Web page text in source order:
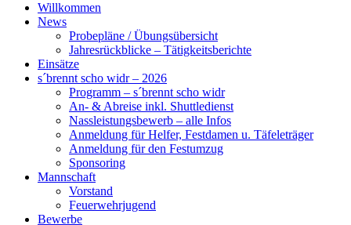
Willkommen
News
Probepläne / Übungsübersicht
Jahresrückblicke – Tätigkeitsberichte
Einsätze
s´brennt scho widr – 2026
Programm – s´brennt scho widr
An- & Abreise inkl. Shuttledienst
Nassleistungsbewerb – alle Infos
Anmeldung für Helfer, Festdamen u. Täfeleträger
Anmeldung für den Festumzug
Sponsoring
Mannschaft
Vorstand
Feuerwehrjugend
Bewerbe